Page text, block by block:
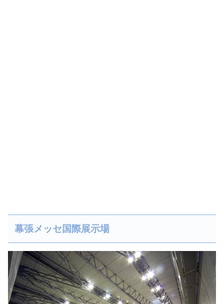
幕張メッセ国際展示場